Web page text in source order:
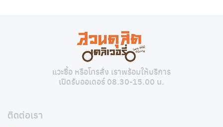
แวะซื้อ หรือโทรสั่ง เราพร้อมให้บริการ
เปิดรับออเดอร์ 08.30-15.00 น.
ติดต่อเรา